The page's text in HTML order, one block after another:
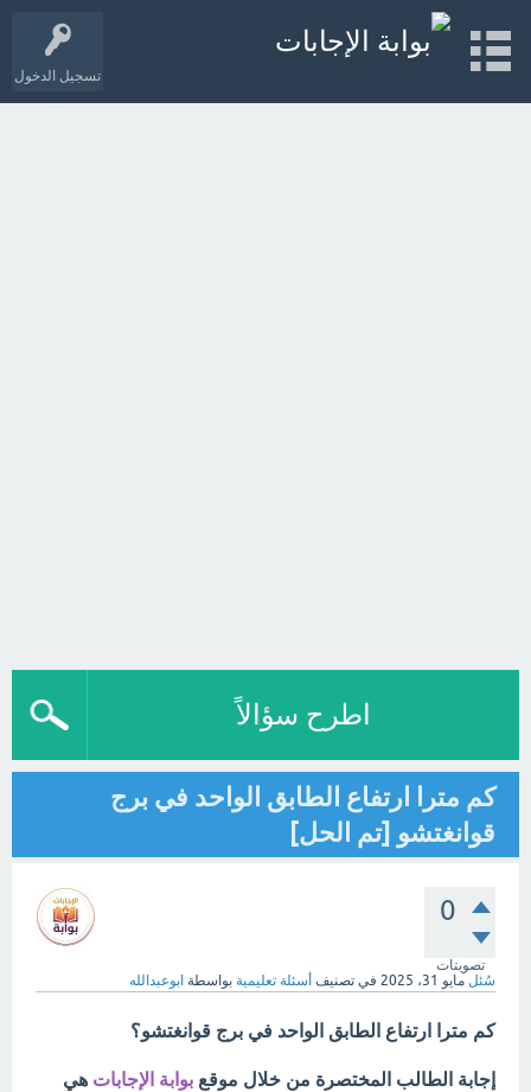
تسجيل الدخول
اطرح سؤالاً
كم مترا ارتفاع الطابق الواحد في برج
قوانغتشو [تم الحل]
0
تصويتات
سُئل مايو 31، 2025 في تصنيف أسئلة تعليمية بواسطة ابوعبدالله
كم مترا ارتفاع الطابق الواحد في برج قوانغتشو؟
إجابة الطالب المختصرة من خلال موقع بوابة الإجابات هي